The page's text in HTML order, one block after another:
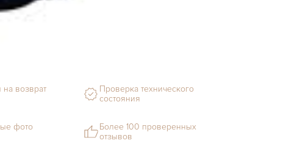
возврат
Проверка технического
состояния
фото
Более 100 проверенных
отзывов